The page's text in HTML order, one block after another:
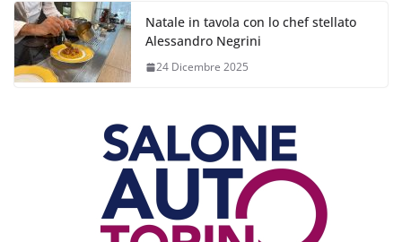
Natale in tavola con lo chef stellato
Alessandro Negrini
24 Dicembre 2025